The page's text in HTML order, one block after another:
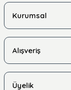
Kurumsal
Alışveriş
Üyelik